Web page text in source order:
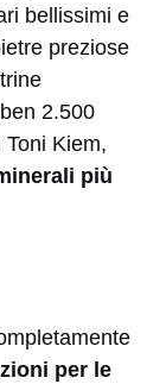
bellissimi e
preziose
2.500
Kiem,
più
per le